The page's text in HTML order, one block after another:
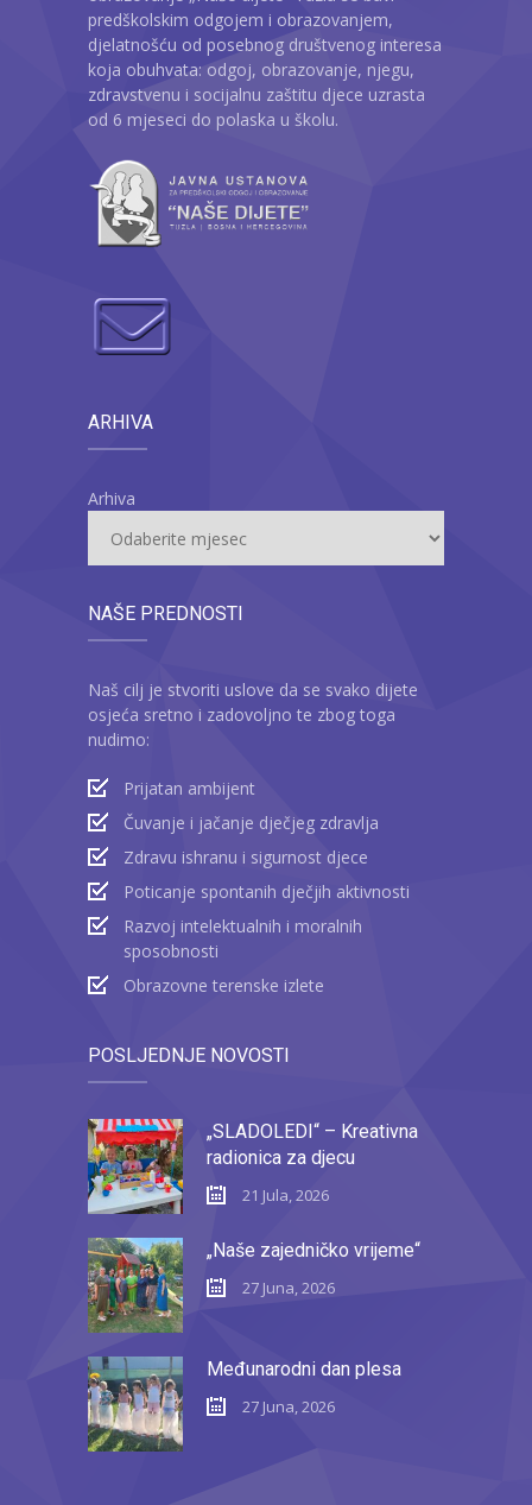
predškolskim odgojem i obrazovanjem,
djelatnošću od posebnog društvenog interesa
koja obuhvata: odgoj, obrazovanje, njegu,
zdravstvenu i socijalnu zaštitu djece uzrasta
od 6 mjeseci do polaska u školu.
ARHIVA
Arhiva
NAŠE PREDNOSTI
Naš cilj je stvoriti uslove da se svako dijete
osjeća sretno i zadovoljno te zbog toga
nudimo:
Prijatan ambijent
Čuvanje i jačanje dječjeg zdravlja
Zdravu ishranu i sigurnost djece
Poticanje spontanih dječjih aktivnosti
Razvoj intelektualnih i moralnih
sposobnosti
Obrazovne terenske izlete
POSLJEDNJE NOVOSTI
„SLADOLEDI“ – Kreativna
radionica za djecu
21 Jula, 2026
„Naše zajedničko vrijeme“
27 Juna, 2026
Međunarodni dan plesa
27 Juna, 2026